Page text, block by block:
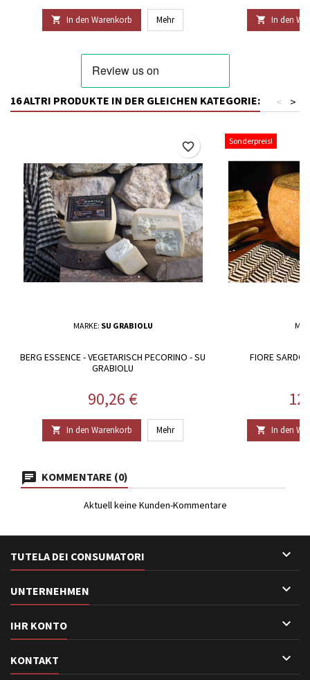
 In den Warenkorb Mehr  In den
16 ALTRI PRODUKTE IN DER GLEICHEN KATEGORIE: >
<
MARKE: SU GRABIOLU
BERG ESSENCE - VEGETARISCH PECORINO - SU
GRABIOLU
Preis
90,26 €
 In den Warenkorb Mehr
favorite_border Sonderpreis!
FIORE SARDO
 In den
KOMMENTARE (0)
Aktuell keine Kunden-Kommentare
TUTELA DEI CONSUMATORI 
UNTERNEHMEN 
IHR KONTO 
KONTAKT 